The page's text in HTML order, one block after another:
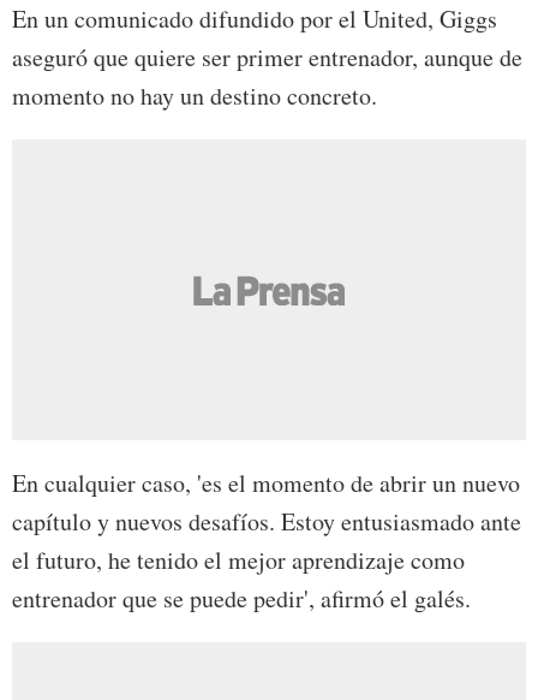
En un comunicado difundido por el United, Giggs
aseguró que quiere ser primer entrenador, aunque de
momento no hay un destino concreto.
En cualquier caso, 'es el momento de abrir un nuevo
capítulo y nuevos desafíos. Estoy entusiasmado ante
el futuro, he tenido el mejor aprendizaje como
entrenador que se puede pedir', afirmó el galés.